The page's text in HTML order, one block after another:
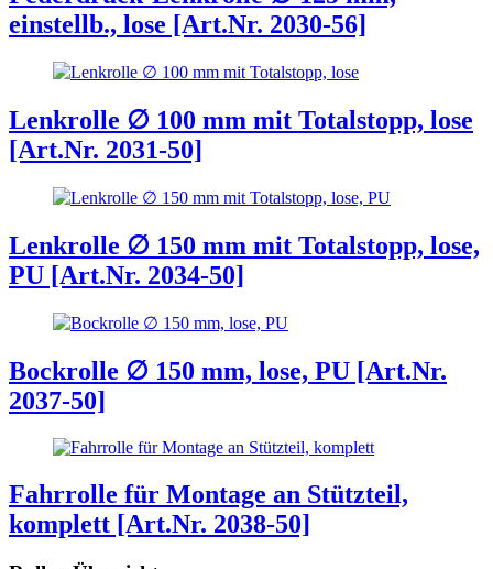
einstellb., lose [Art.Nr. 2030-56]
Lenkrolle ∅ 100 mm mit Totalstopp, lose
[Art.Nr. 2031-50]
Lenkrolle ∅ 150 mm mit Totalstopp, lose,
PU [Art.Nr. 2034-50]
Bockrolle ∅ 150 mm, lose, PU [Art.Nr.
2037-50]
Fahrrolle für Montage an Stützteil,
komplett [Art.Nr. 2038-50]